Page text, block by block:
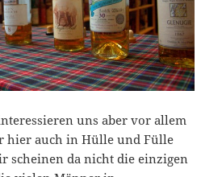
uns aber vor allem
hier auch in Hülle und Fülle
scheinen da nicht die einzigen